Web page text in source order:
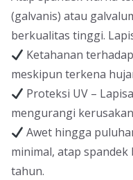
(galvanis) atau
berkualitas tinggi.
Ketahanan
meskipun terkena
Proteksi UV –
mengurangi
Awet hingga
minimal, atap
tahun.